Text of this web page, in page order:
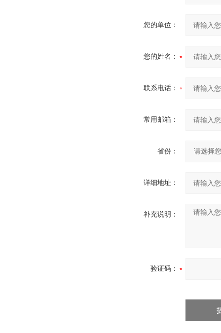
您的单位：
您的姓名：
联系电话：
常用邮箱：
省份：
详细地址：
补充说明：
验证码：